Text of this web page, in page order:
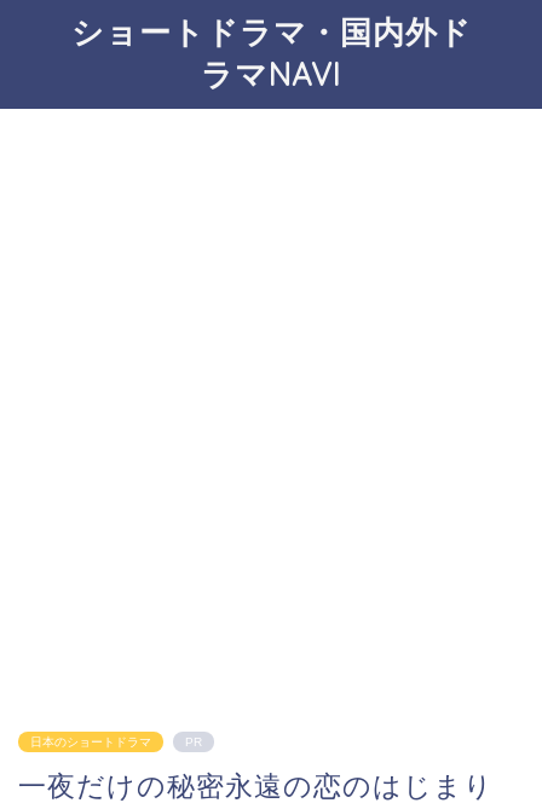
ショートドラマ・国内外ド
ラマNAVI
日本のショートドラマ PR
一夜だけの秘密永遠の恋のはじまり